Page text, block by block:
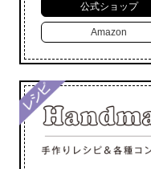
公式ショップ
Amazon